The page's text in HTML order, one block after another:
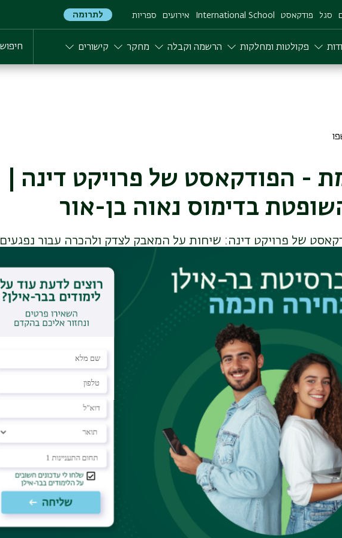
סגל פודקאסט International School אירועים ספריות לתרומה
פקולטות ומחלקות הרשמה וקבלה מחקר קישורים חיפוש
- הפודקאסט של פרויקט דינה |
של פרויקט דינה: שיחות על המאבק לצדק ולהכרה עבור נפגעים
בשיחה עם השופטת בדימוס נאוה בן-אור על התיזה המשפטית
עקבו אחרינו גם בוואטצאפ
אישי לסטודנט
תחומי לימוד
תואר ראשון
תואר שני
תקנות וביקורת
מבקר האוניברסיטה
חוק חופש המידע